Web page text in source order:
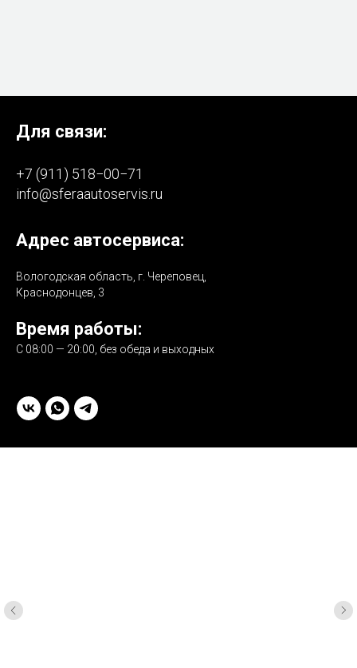
Для связи:
+7 (911) 518−00−71
info@sferaautoservis.ru
Адрес автосервиса:
Вологодская область, г. Череповец,
Краснодонцев, 3
Время работы:
С 08:00 — 20:00, без обеда и выходных